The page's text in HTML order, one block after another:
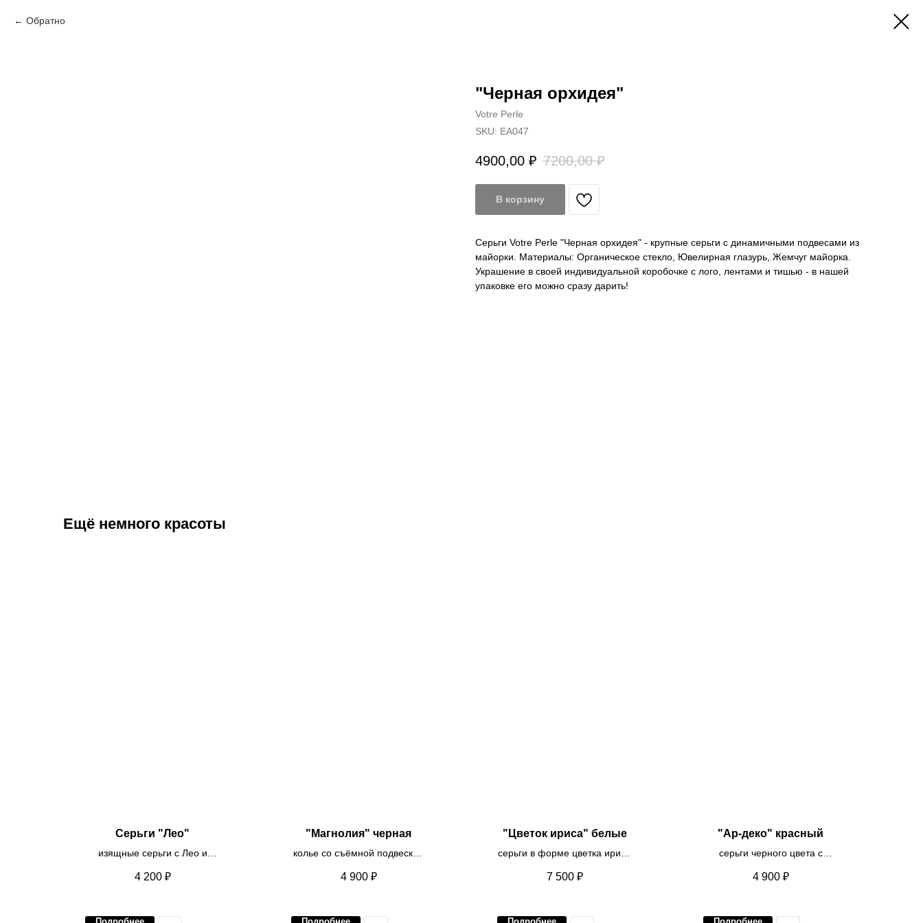
Обратно
"Черная орхидея"
Votre Perle
SKU: EA047
4900,00 ₽ 7200,00 ₽
В корзину
Серьги Votre Perle "Черная орхидея" - крупные серьги с динамичными подвесами из
майорки. Материалы: Органическое стекло, Ювелирная глазурь, Жемчуг майорка.
Украшение в своей индивидуальной коробочке с лого, лентами и тишью - в нашей
упаковке его можно сразу дарить!
Ещё немного красоты
Серьги "Лео"
изящные серьги с Лео и
4 200 ₽
"Магнолия" черная
колье со съёмной подвеской
цвета
4 900 ₽
"Цветок ириса" белые
серьги в форме цветка ириса
жемчужной серединкой
7 500 ₽
"Ар-деко" красный
серьги черного цвета с
4 900 ₽